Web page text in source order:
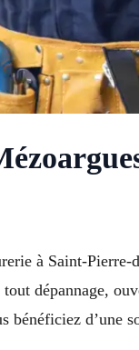
à Saint-Pierre-
dépannage,
bénéficiez d’une